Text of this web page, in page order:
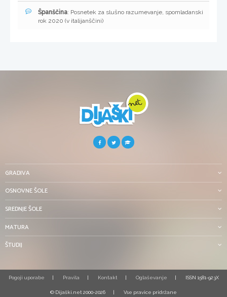
Španščina: Posnetek za slušno razumevanje, spomladanski
rok 2020 (v italijanščini)
GRADIVA
OSNOVNE ŠOLE
SREDNJE ŠOLE
MATURA
ŠTUDIJ
Pogoji uporabe Pravila Kontakt Oglaševanje ISSN 1581-923X
© Dijaški.net 2000-2026 Vse pravice pridržane